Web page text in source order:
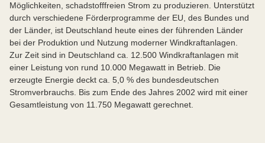
Möglichkeiten, schadstofffreien Strom zu produzieren. Unterstützt
durch verschiedene Förderprogramme der EU, des Bundes und
der Länder, ist Deutschland heute eines der führenden Länder
bei der Produktion und Nutzung moderner Windkraftanlagen.
Zur Zeit sind in Deutschland ca. 12.500 Windkraftanlagen mit
einer Leistung von rund 10.000 Megawatt in Betrieb. Die
erzeugte Energie deckt ca. 5,0 % des bundesdeutschen
Stromverbrauchs. Bis zum Ende des Jahres 2002 wird mit einer
Gesamtleistung von 11.750 Megawatt gerechnet.